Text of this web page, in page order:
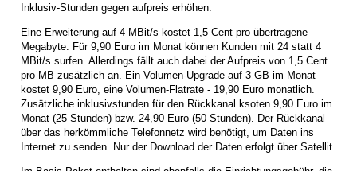
Inklusiv-Stunden gegen aufpreis erhöhen.
Eine Erweiterung auf 4 MBit/s kostet 1,5 Cent pro übertragene
Megabyte. Für 9,90 Euro im Monat können Kunden mit 24 statt 4
MBit/s surfen. Allerdings fällt auch dabei der Aufpreis von 1,5 Cent
pro MB zusätzlich an. Ein Volumen-Upgrade auf 3 GB im Monat
kostet 9,90 Euro, eine Volumen-Flatrate - 19,90 Euro monatlich.
Zusätzliche inklusivstunden für den Rückkanal ksoten 9,90 Euro im
Monat (25 Stunden) bzw. 24,90 Euro (50 Stunden). Der Rückkanal
über das herkömmliche Telefonnetz wird benötigt, um Daten ins
Internet zu senden. Nur der Download der Daten erfolgt über Satellit.